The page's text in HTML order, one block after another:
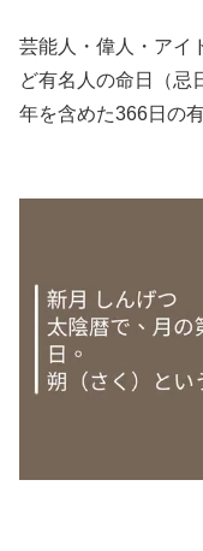
芸能人・偉人・アイ
ど有名人の命日（忌
年を含めた366日の